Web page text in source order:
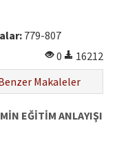
779-807
0
16212
Makaleler
EĞİTİM ANLAYIŞI